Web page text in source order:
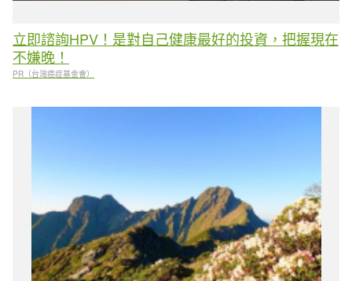
立即諮詢HPV！是對自己健康最好的投資，把握現在
不嫌晚！
PR（台灣癌症基金會）